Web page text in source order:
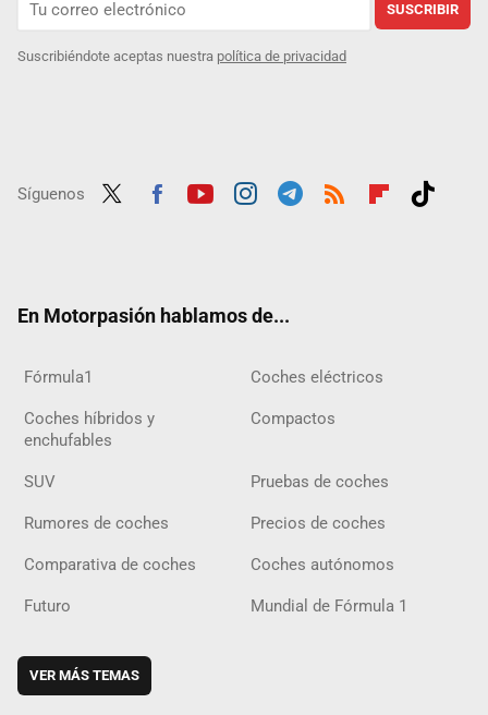
SUSCRIBIR
Suscribiéndote aceptas nuestra política de privacidad
Síguenos
En Motorpasión hablamos de...
Fórmula1 Coches eléctricos
Coches híbridos y
enchufables
Compactos
SUV Pruebas de coches
Rumores de coches Precios de coches
Comparativa de coches Coches autónomos
Futuro Mundial de Fórmula 1
VER MÁS TEMAS